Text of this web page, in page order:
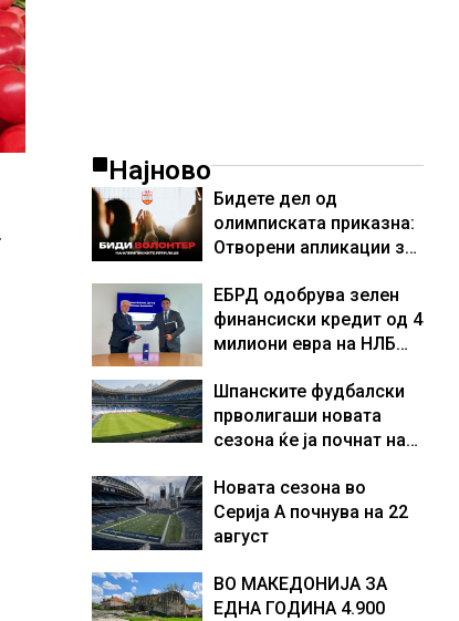
Најново
Бидете дел од
олимписката приказна:
Отворени апликации за
Лос Анџелес 2028
ЕБРД одобрува зелен
финансиски кредит од 4
милиони евра на НЛБ
Шпанските фудбалски
прволигаши новата
сезона ќе ја почнат на
Новата сезона во
Серија А почнува на 22
август
ВО МАКЕДОНИЈА ЗА
ЕДНА ГОДИНА 4.900